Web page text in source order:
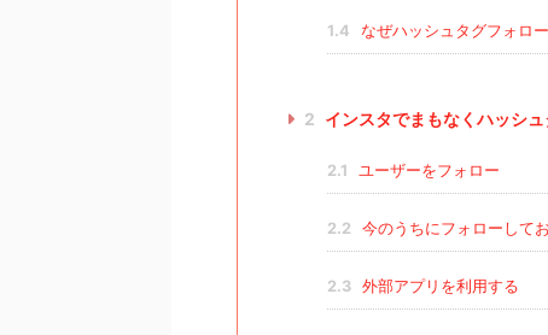
1.4 なぜハッシュタグフォロ
2 インスタでまもなくハッシ
2.1 ユーザーをフォロー
2.2 今のうちにフォローしてお
2.3 外部アプリを利用する